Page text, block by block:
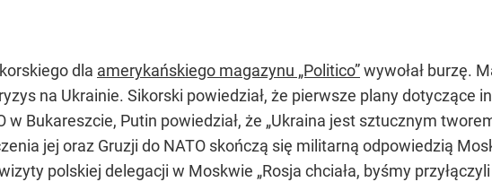
dla amerykańskiego magazynu „Politico”wywołał burzę.
na Ukrainie. Sikorski powiedział, że pierwsze plany dotyczące
w Bukareszcie, Putin powiedział, że „Ukraina jest sztucznym
jej oraz Gruzji do NATO skończą się militarną odpowiedzią
polskiej delegacji w Moskwie „Rosja chciała, byśmy